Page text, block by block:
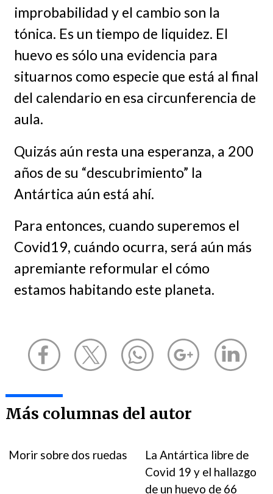
improbabilidad y el cambio son la
tónica. Es un tiempo de liquidez. El
huevo es sólo una evidencia para
situarnos como especie que está al final
del calendario en esa circunferencia de
aula.
Quizás aún resta una esperanza, a 200
años de su “descubrimiento” la
Antártica aún está ahí.
Para entonces, cuando superemos el
Covid19, cuándo ocurra, será aún más
apremiante reformular el cómo
estamos habitando este planeta.
Más columnas del autor
Morir sobre dos ruedas
La Antártica libre de
Covid 19 y el hallazgo
de un huevo de 66